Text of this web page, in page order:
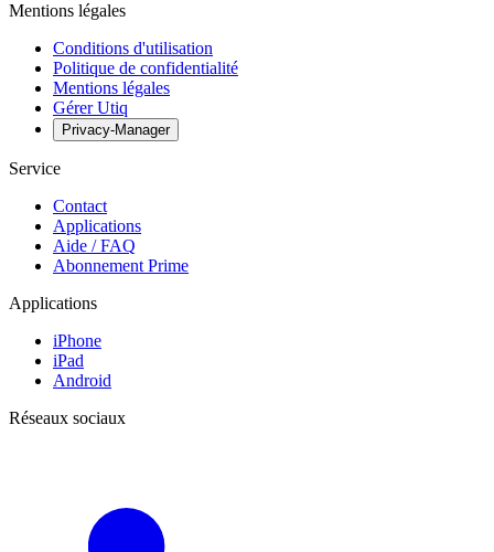
Mentions légales
Conditions d'utilisation
Politique de confidentialité
Mentions légales
Gérer Utiq
Privacy-Manager
Service
Contact
Applications
Aide / FAQ
Abonnement Prime
Applications
iPhone
iPad
Android
Réseaux sociaux